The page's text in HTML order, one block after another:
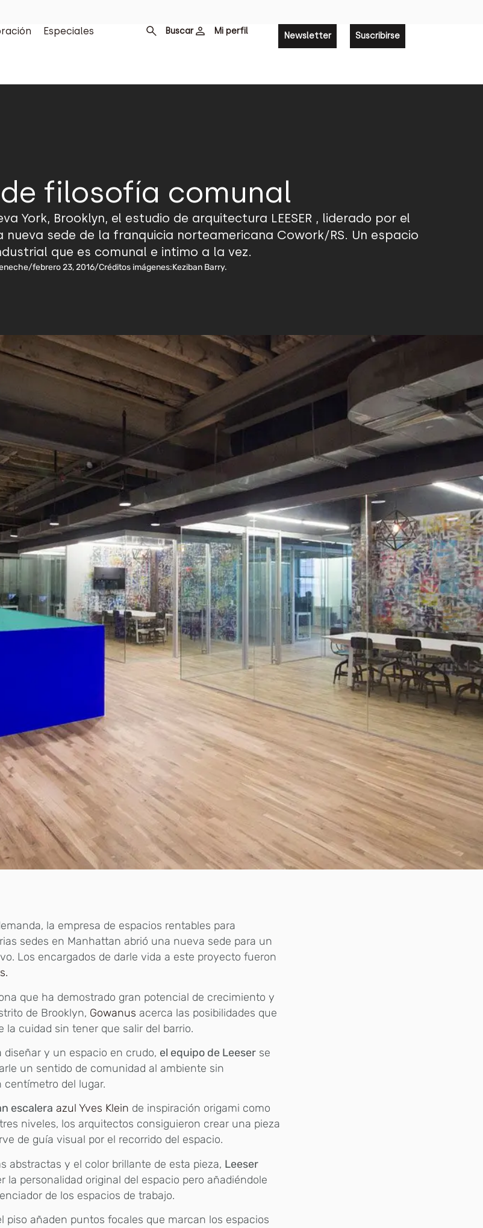
Especiales Buscar Mi perfil Newsletter Suscribirse
filosofía comunal
York, Brooklyn, el estudio de arquitectura LEESER , liderado por el
sede de la franquicia norteamericana Cowork/RS. Un espacio
que es comunal e intimo a la vez.
/febrero 23, 2016/Créditos imágenes:Keziban Barry.
la empresa de espacios rentables para
sedes en Manhattan abrió una nueva sede para un
Los encargados de darle vida a este proyecto fueron
que ha demostrado gran potencial de crecimiento y
de Brooklyn, Gowanus acerca las posibilidades que
la cuidad sin tener que salir del barrio.
diseñar y un espacio en crudo, el equipo de Leeser se
un sentido de comunidad al ambiente sin
centímetro del lugar.
escalera azul Yves Klein de inspiración origami como
niveles, los arquitectos consiguieron crear una pieza
de guía visual por el recorrido del espacio.
abstractas y el color brillante de esta pieza, Leeser
la personalidad original del espacio pero añadiéndole
de los espacios de trabajo.
piso añaden puntos focales que marcan los espacios